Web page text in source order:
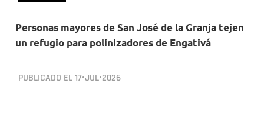
Personas mayores de San José de la Granja tejen
un refugio para polinizadores de Engativá
PUBLICADO EL17•JUL•2026